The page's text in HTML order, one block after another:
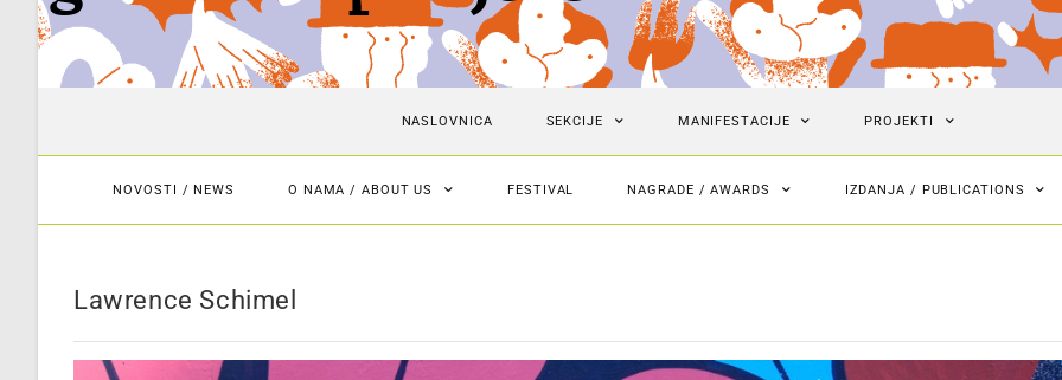
NASLOVNICA SEKCIJE MANIFESTACIJE PROJEKTI
NOVOSTI / NEWS O NAMA / ABOUT US FESTIVAL NAGRADE / AWARDS IZDANJA / PUBLICATIONS
Lawrence Schimel